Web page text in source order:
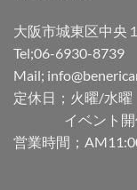
大阪市城東区中央
Tel;06-6930-8739
Mail;
定休日；火曜/水曜
イベント開
営業時間；